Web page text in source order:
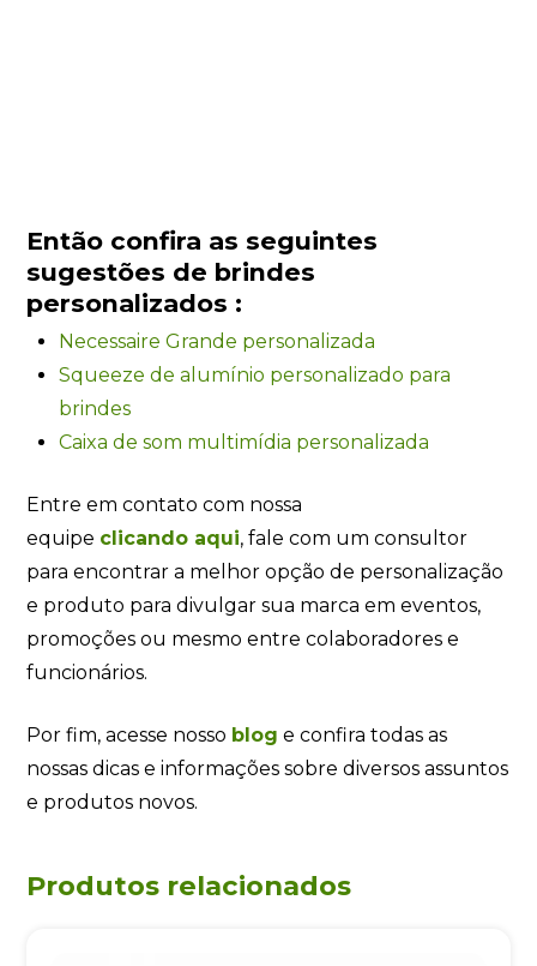
Então confira as seguintes
sugestões de brindes
personalizados :
Necessaire Grande personalizada
Squeeze de alumínio personalizado para
brindes
Caixa de som multimídia personalizada
Entre em contato com nossa
equipe clicando aqui, fale com um consultor
para encontrar a melhor opção de personalização
e produto para divulgar sua marca em eventos,
promoções ou mesmo entre colaboradores e
funcionários.
Por fim, acesse nosso blog e confira todas as
nossas dicas e informações sobre diversos assuntos
e produtos novos.
Produtos relacionados